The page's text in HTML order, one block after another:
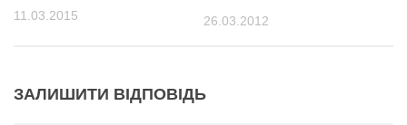
11.03.2015 26.03.2012
ЗАЛИШИТИ ВІДПОВІДЬ